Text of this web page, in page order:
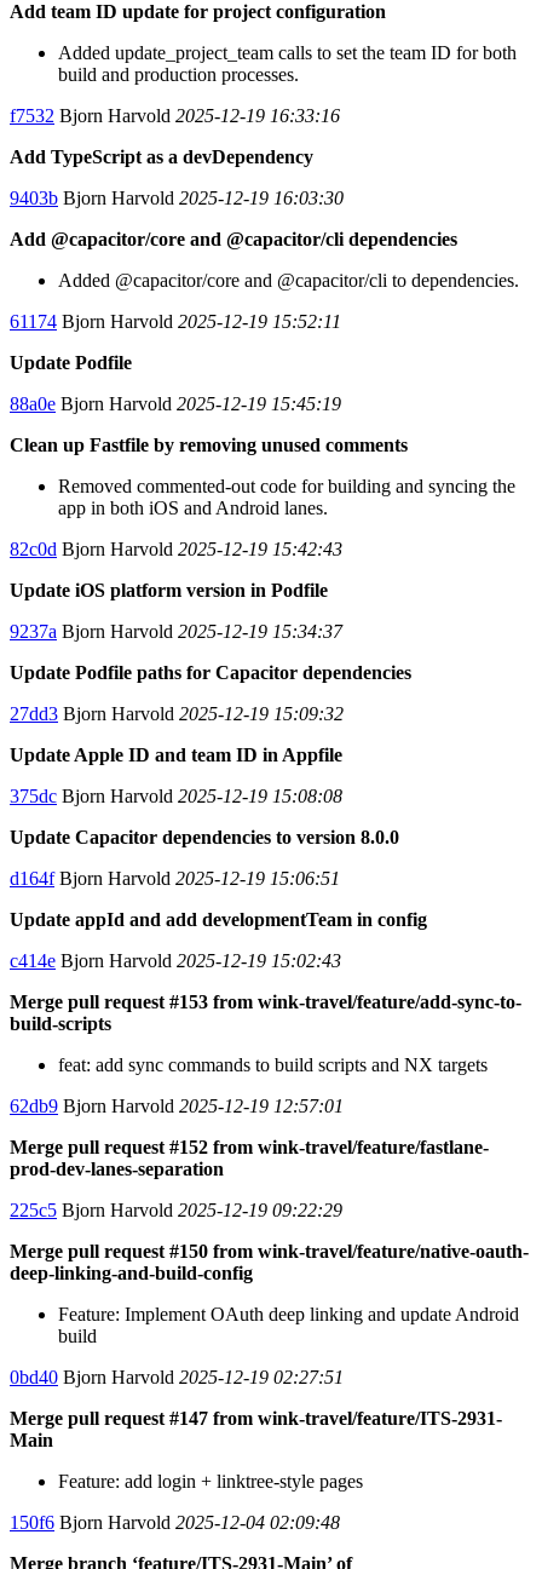
Add team ID update for project configuration
Added update_project_team calls to set the team ID for both
build and production processes.
f7532 Bjorn Harvold 2025-12-19 16:33:16
Add TypeScript as a devDependency
9403b Bjorn Harvold 2025-12-19 16:03:30
Add @capacitor/core and @capacitor/cli dependencies
Added @capacitor/core and @capacitor/cli to dependencies.
61174 Bjorn Harvold 2025-12-19 15:52:11
Update Podfile
88a0e Bjorn Harvold 2025-12-19 15:45:19
Clean up Fastfile by removing unused comments
Removed commented-out code for building and syncing the
app in both iOS and Android lanes.
82c0d Bjorn Harvold 2025-12-19 15:42:43
Update iOS platform version in Podfile
9237a Bjorn Harvold 2025-12-19 15:34:37
Update Podfile paths for Capacitor dependencies
27dd3 Bjorn Harvold 2025-12-19 15:09:32
Update Apple ID and team ID in Appfile
375dc Bjorn Harvold 2025-12-19 15:08:08
Update Capacitor dependencies to version 8.0.0
d164fBjorn Harvold 2025-12-19 15:06:51
Update appId and add developmentTeam in config
c414e Bjorn Harvold 2025-12-19 15:02:43
Merge pull request #153 from wink-travel/feature/add-sync-to-
build-scripts
feat: add sync commands to build scripts and NX targets
62db9 Bjorn Harvold 2025-12-19 12:57:01
Merge pull request #152 from wink-travel/feature/fastlane-
prod-dev-lanes-separation
225c5 Bjorn Harvold 2025-12-19 09:22:29
Merge pull request #150 from wink-travel/feature/native-oauth-
deep-linking-and-build-config
Feature: Implement OAuth deep linking and update Android
build
0bd40 Bjorn Harvold 2025-12-19 02:27:51
Merge pull request #147 from wink-travel/feature/ITS-2931-
Main
Feature: add login + linktree-style pages
150f6 Bjorn Harvold 2025-12-04 02:09:48
Merge branch ‘feature/ITS-2931-Main’ of